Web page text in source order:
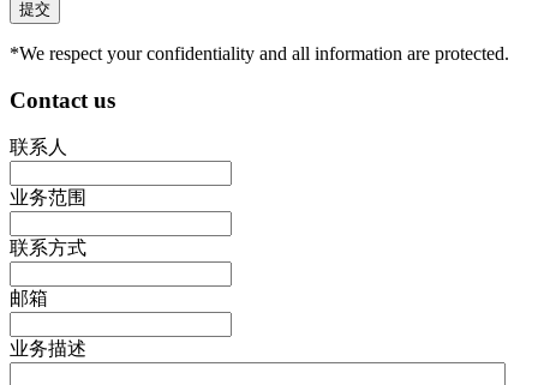
*We respect your confidentiality and all information are protected.
Contact us
联系人
业务范围
联系方式
邮箱
业务描述